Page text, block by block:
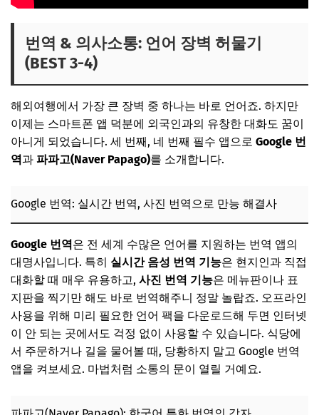
번역 & 의사소통: 언어 장벽 허물기
(BEST 3-4)
해외여행에서 가장 큰 장벽 중 하나는 바로 언어죠. 하지만
이제는 스마트폰 앱 덕분에 외국인과의 유창한 대화도 꿈이
아니게 되었습니다. 세 번째, 네 번째 필수 앱으로 Google 번
역과 파파고(Naver Papago)를 소개합니다.
Google 번역: 실시간 번역, 사진 번역으로 만능 해결사
Google 번역은 전 세계 수많은 언어를 지원하는 번역 앱의
대명사입니다. 특히 실시간 음성 번역 기능은 현지인과 직접
대화할 때 매우 유용하고, 사진 번역 기능은 메뉴판이나 표
지판을 찍기만 해도 바로 번역해주니 정말 놀랍죠. 오프라인
사용을 위해 미리 필요한 언어 팩을 다운로드해 두면 인터넷
이 안 되는 곳에서도 걱정 없이 사용할 수 있습니다. 식당에
서 주문하거나 길을 물어볼 때, 당황하지 말고 Google 번역
앱을 켜보세요. 마법처럼 소통의 문이 열릴 거예요.